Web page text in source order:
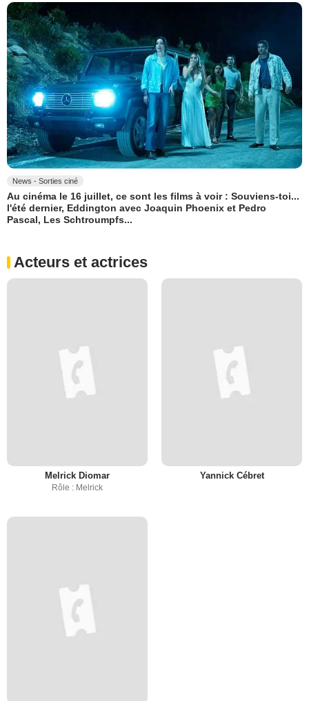
News - Sorties ciné
Au cinéma le 16 juillet, ce sont les films à voir : Souviens-toi...
l'été dernier, Eddington avec Joaquin Phoenix et Pedro
Pascal, Les Schtroumpfs...
Acteurs et actrices
Melrick Diomar
Rôle : Melrick
Yannick Cébret